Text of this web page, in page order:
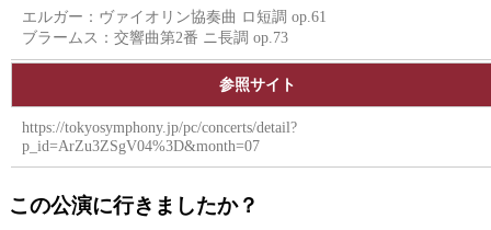
エルガー：ヴァイオリン協奏曲 ロ短調 op.61
ブラームス：交響曲第2番 ニ長調 op.73
参照サイト
https://tokyosymphony.jp/pc/concerts/detail?
p_id=ArZu3ZSgV04%3D&month=07
この公演に行きましたか？